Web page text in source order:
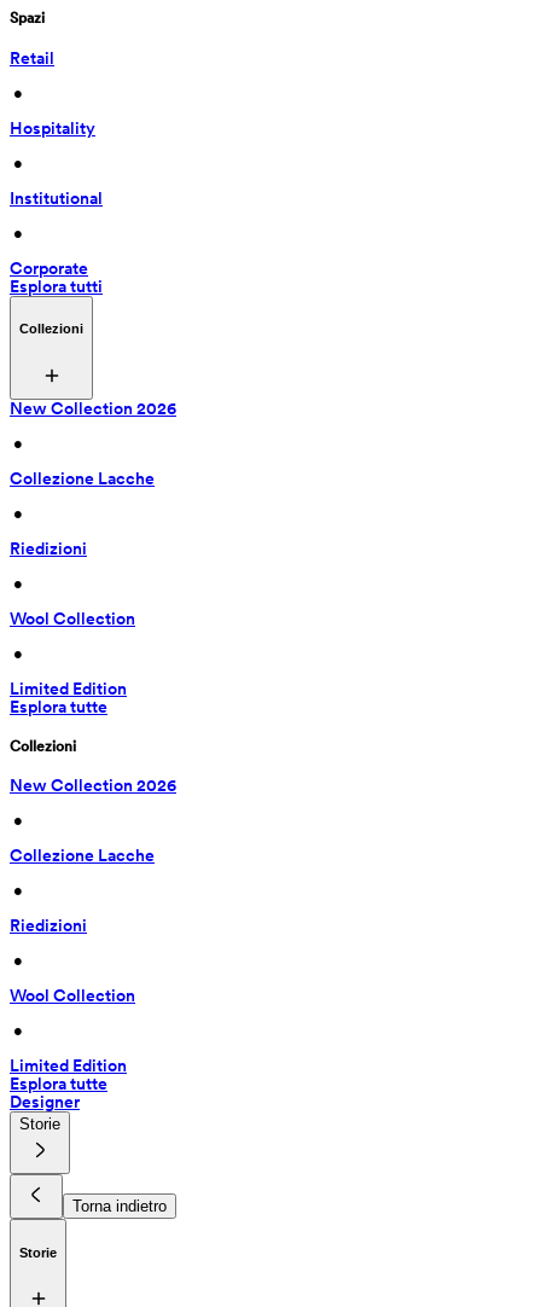
Spazi
Retail
•
Hospitality
•
Institutional
•
Corporate
Esplora tutti
Collezioni
New Collection 2026
•
Collezione Lacche
•
Riedizioni
•
Wool Collection
•
Limited Edition
Esplora tutte
Collezioni
New Collection 2026
•
Collezione Lacche
•
Riedizioni
•
Wool Collection
•
Limited Edition
Esplora tutte
Designer
Storie
Torna indietro
Storie